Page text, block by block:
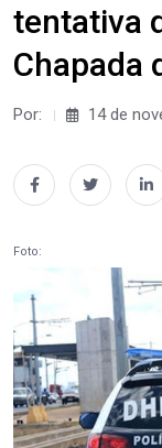
tentativa
Chapada
Por: 14 de
Foto: